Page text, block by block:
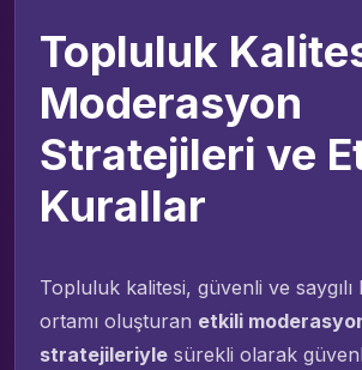
Topluluk
Moderasyon
Stratejileri ve
Kurallar
Topluluk kalitesi, güvenli ve saygılı
ortamı oluşturan etkili
stratejileriyle sürekli olarak